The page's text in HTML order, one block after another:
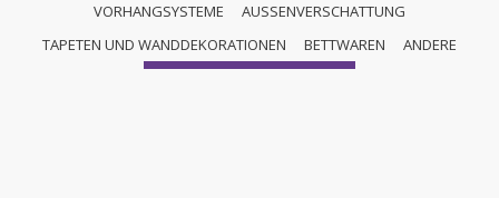
VORHANGSYSTEME
AUSSENVERSCHATTUNG
TAPETEN UND WANDDEKORATIONEN
BETTWAREN ANDERE
ANDERE